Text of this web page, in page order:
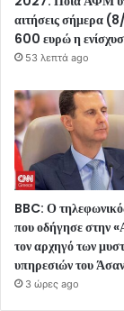
αιτήσεις σήμερα
600 ευρώ η
53 λεπτά ago
BBC: Ο
που οδήγησε στην
τον αρχηγό των
υπηρεσιών του
3 ώρες ago